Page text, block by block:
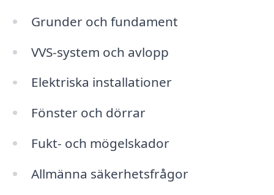
Grunder och fundament
VVS-system och avlopp
Elektriska installationer
Fönster och dörrar
Fukt- och mögelskador
Allmänna säkerhetsfrågor